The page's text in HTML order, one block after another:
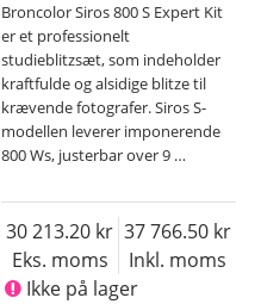
Broncolor Siros 800 S Expert Kit
er et professionelt
studieblitzsæt, som indeholder
kraftfulde og alsidige blitze til
krævende fotografer. Siros S-
modellen leverer imponerende
800 Ws, justerbar over 9 …
Eks. moms
30 213.20
Inkl. moms
37 766.50
Ikke på lager